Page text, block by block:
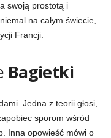
swoją prostotą i
na całym świecie,
Francji.
Bagietki
Jedna z teorii głosi,
sporom wśród
Inna opowieść mówi o